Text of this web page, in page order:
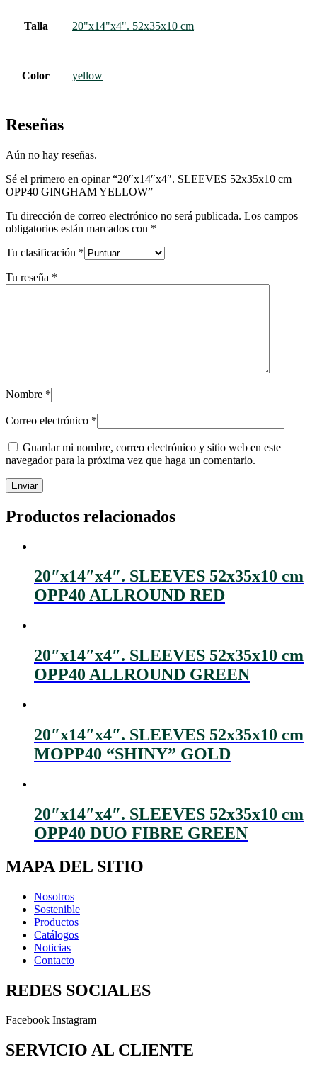
Talla 20"x14"x4". 52x35x10 cm
Color yellow
Reseñas
Aún no hay reseñas.
Sé el primero en opinar “20″x14″x4″. SLEEVES 52x35x10 cm
OPP40 GINGHAM YELLOW”
Tu dirección de correo electrónico no será publicada. Los campos
obligatorios están marcados con *
Tu clasificación *
Tu reseña *
Nombre *
Correo electrónico *
Guardar mi nombre, correo electrónico y sitio web en este
navegador para la próxima vez que haga un comentario.
Productos relacionados
20″x14″x4″. SLEEVES 52x35x10 cm
OPP40 ALLROUND RED
20″x14″x4″. SLEEVES 52x35x10 cm
OPP40 ALLROUND GREEN
20″x14″x4″. SLEEVES 52x35x10 cm
MOPP40 “SHINY” GOLD
20″x14″x4″. SLEEVES 52x35x10 cm
OPP40 DUO FIBRE GREEN
MAPA DEL SITIO
Nosotros
Sostenible
Productos
Catálogos
Noticias
Contacto
REDES SOCIALES
Facebook Instagram
SERVICIO AL CLIENTE